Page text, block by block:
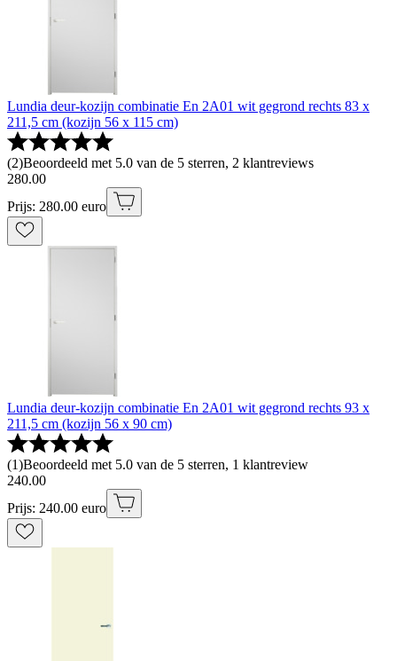
Lundia deur-kozijn combinatie En 2A01 wit gegrond rechts 83 x
211,5 cm (kozijn 56 x 115 cm)
(2)Beoordeeld met 5.0 van de 5 sterren, 2 klantreviews
280.00
Prijs: 280.00 euro
Lundia deur-kozijn combinatie En 2A01 wit gegrond rechts 93 x
211,5 cm (kozijn 56 x 90 cm)
(1)Beoordeeld met 5.0 van de 5 sterren, 1 klantreview
240.00
Prijs: 240.00 euro